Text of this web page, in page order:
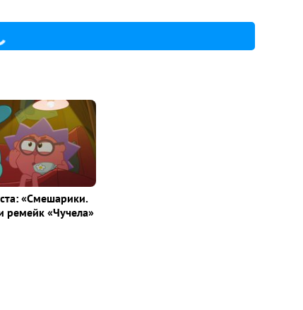
«Смешарики.
ремейк «Чучела»